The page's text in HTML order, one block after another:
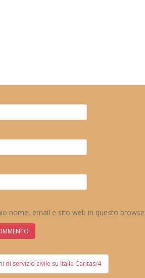
nome, email e sito web in questo
di servizio civile su Italia Caritas/4